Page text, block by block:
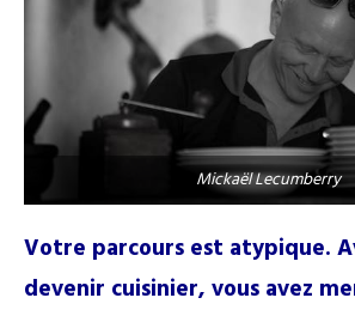
Mickaël Lecumberry
Votre parcours est atypique.
devenir cuisinier, vous avez